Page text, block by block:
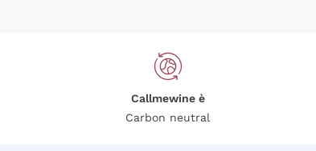
Callmewine è
Carbon neutral